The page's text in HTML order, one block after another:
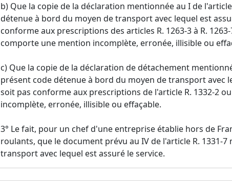
b) Que la copie de la déclaration mentionnée au I de
détenue à bord du moyen de transport avec lequel est
conforme aux prescriptions des articles R. 1263-3 à R.
comporte une mention incomplète, erronée, illisible ou
c) Que la copie de la déclaration de détachement
présent code détenue à bord du moyen de transport avec
soit pas conforme aux prescriptions de l'article R. 1332-2
incomplète, erronée, illisible ou effaçable.
3° Le fait, pour un chef d'une entreprise établie hors de
roulants, que le document prévu au IV de l'article R. 1331-
transport avec lequel est assuré le service.